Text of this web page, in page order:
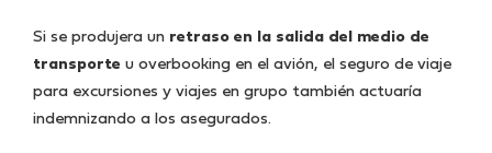
Si se produjera un retraso en la salida del medio de
transporte u overbooking en el avión, el seguro de viaje
para excursiones y viajes en grupo también actuaría
indemnizando a los asegurados.